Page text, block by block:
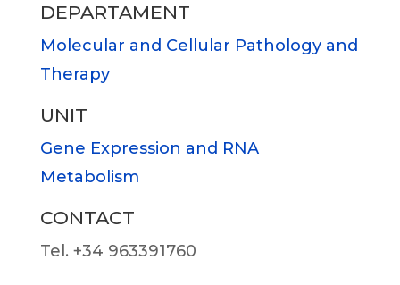
DEPARTAMENT
Molecular and Cellular Pathology and
Therapy
UNIT
Gene Expression and RNA
Metabolism
CONTACT
Tel. +34 963391760